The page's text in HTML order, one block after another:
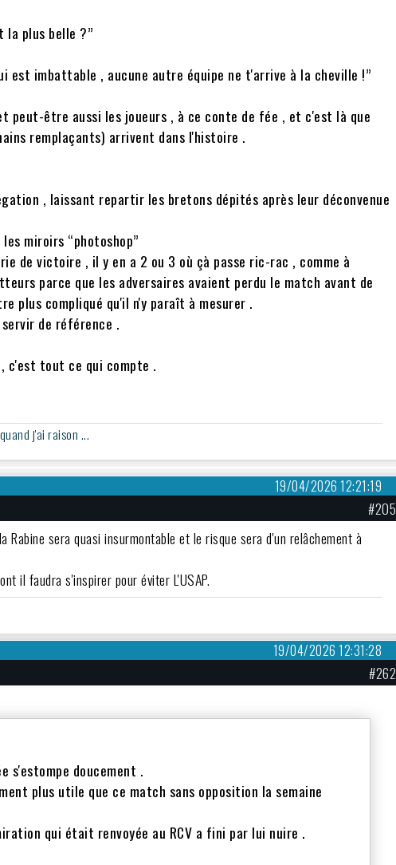
la plus belle ?”
est imbattable , aucune autre équipe ne t'arrive à la cheville !”
peut-être aussi les joueurs , à ce conte de fée , et c'est là que
remplaçants) arrivent dans l'histoire .
, laissant repartir les bretons dépités après leur déconvenue
miroirs “photoshop”
de victoire , il y en a 2 ou 3 où çà passe ric-rac , comme à
parce que les adversaires avaient perdu le match avant de
plus compliqué qu'il n'y paraît à mesurer .
de référence .
c'est tout ce qui compte .
j'ai raison ...
19/04/2026 12:21:19
#205
sera quasi insurmontable et le risque sera d'un relâchement à
il faudra s'inspirer pour éviter L'USAP.
19/04/2026 12:31:28
#262
s'estompe doucement .
plus utile que ce match sans opposition la semaine
qui était renvoyée au RCV a fini par lui nuire .